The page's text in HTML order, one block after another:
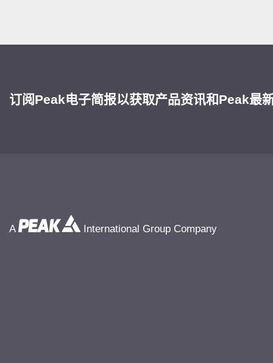
订阅Peak电子简报以获取产品资讯和Peak最
A International Group Company